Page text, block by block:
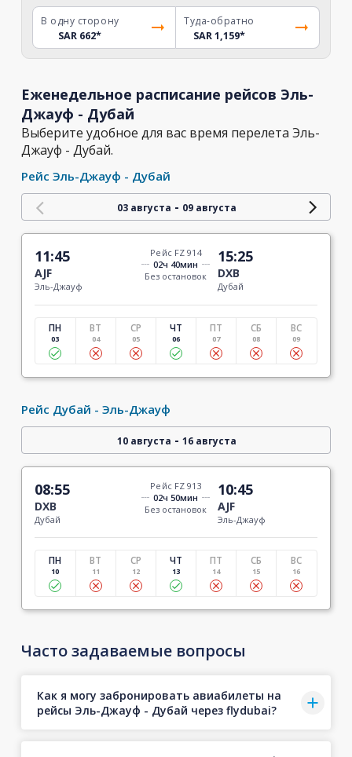
В одну сторону
SAR 662*
Туда-обратно
SAR 1,159*
Еженедельное расписание рейсов Эль-
Джауф - Дубай
Выберите удобное для вас время перелета Эль-
Джауф - Дубай.
Рейс Эль-Джауф - Дубай
03 августа - 09 августа
11:45
AJF
Эль-Джауф
Рейс FZ 914
02ч 40мин
Без остановок
15:25
DXB
Дубай
ПН
03
ВТ
04
СР
05
ЧТ
06
ПТ
07
СБ
08
ВС
09
Рейс Дубай - Эль-Джауф
10 августа - 16 августа
08:55
DXB
Дубай
Рейс FZ 913
02ч 50мин
Без остановок
10:45
AJF
Эль-Джауф
ПН
10
ВТ
11
СР
12
ЧТ
13
ПТ
14
СБ
15
ВС
16
Часто задаваемые вопросы
Как я могу забронировать авиабилеты на
рейсы Эль-Джауф - Дубай через flydubai?